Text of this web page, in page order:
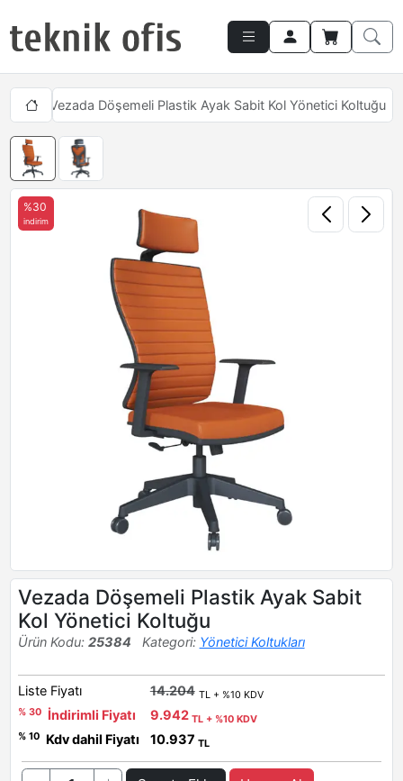
Vezada Döşemeli Plastik Ayak Sabit Kol Yönetici Koltuğu
%30
indirim
Vezada Döşemeli Plastik Ayak Sabit
Kol Yönetici Koltuğu
Ürün Kodu: 25384 Kategori: Yönetici Koltukları
Liste Fiyatı 14.204 TL + %10 KDV
% 30
İndirimli Fiyatı 9.942 TL + %10 KDV
% 10
Kdv dahil Fiyatı 10.937 TL